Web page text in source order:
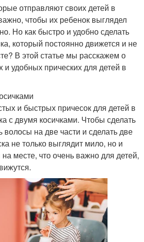
отправляют своих детей в
чтобы их ребенок выглядел
Но как быстро и удобно сделать
который постоянно движется и не
В этой статье мы расскажем о
и удобных прических для детей в
и быстрых причесок для детей в
с двумя косичками. Чтобы сделать
волосы на две части и сделать две
не только выглядит мило, но и
месте, что очень важно для детей,